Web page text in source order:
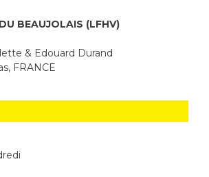
BEAUJOLAIS (LFHV)
& Edouard Durand
FRANCE